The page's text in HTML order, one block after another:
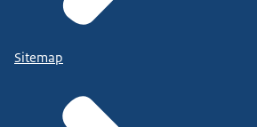
Sitemap